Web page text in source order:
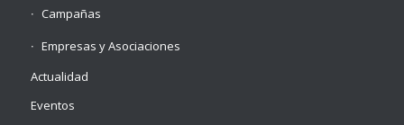
Campañas
Empresas y Asociaciones
Actualidad
Eventos